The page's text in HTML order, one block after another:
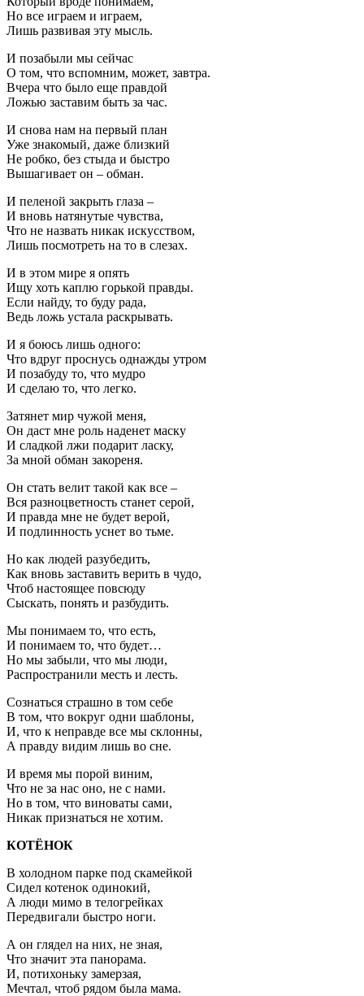
Но все играем и играем,
Лишь развивая эту мысль.
И позабыли мы сейчас
О том, что вспомним, может, завтра.
Вчера что было еще правдой
Ложью заставим быть за час.
И снова нам на первый план
Уже знакомый, даже близкий
Не робко, без стыда и быстро
Вышагивает он – обман.
И пеленой закрыть глаза –
И вновь натянутые чувства,
Что не назвать никак искусством,
Лишь посмотреть на то в слезах.
И в этом мире я опять
Ищу хоть каплю горькой правды.
Если найду, то буду рада,
Ведь ложь устала раскрывать.
И я боюсь лишь одного:
Что вдруг проснусь однажды утром
И позабуду то, что мудро
И сделаю то, что легко.
Затянет мир чужой меня,
Он даст мне роль наденет маску
И сладкой лжи подарит ласку,
За мной обман закореня.
Он стать велит такой как все –
Вся разноцветность станет серой,
И правда мне не будет верой,
И подлинность уснет во тьме.
Но как людей разубедить,
Как вновь заставить верить в чудо,
Чтоб настоящее повсюду
Сыскать, понять и разбудить.
Мы понимаем то, что есть,
И понимаем то, что будет…
Но мы забыли, что мы люди,
Распространили месть и лесть.
Сознаться страшно в том себе
В том, что вокруг одни шаблоны,
И, что к неправде все мы склонны,
А правду видим лишь во сне.
И время мы порой виним,
Что не за нас оно, не с нами.
Но в том, что виноваты сами,
Никак признаться не хотим.
КОТЁНОК
В холодном парке под скамейкой
Сидел котенок одинокий,
А люди мимо в телогрейках
Передвигали быстро ноги.
А он глядел на них, не зная,
Что значит эта панорама.
И, потихоньку замерзая,
Мечтал, чтоб рядом была мама.